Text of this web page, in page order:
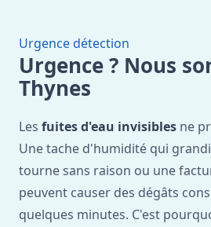
Urgence détection
Urgence ? Nous
Thynes
Les fuites d'eau invisibles ne
Une tache d'humidité qui
tourne sans raison ou une
peuvent causer des dégâts
quelques minutes. C'est